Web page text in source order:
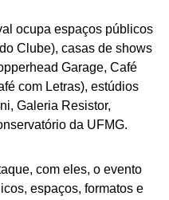
ocupa espaços públicos
Clube), casas de shows
Garage, Café
com Letras), estúdios
Galeria Resistor,
da UFMG.
com eles, o evento
espaços, formatos e